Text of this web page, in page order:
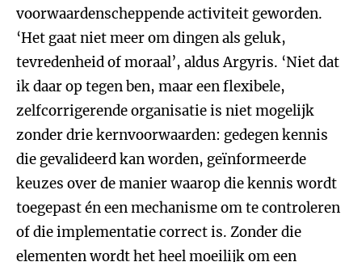
voorwaardenscheppende activiteit geworden.
‘Het gaat niet meer om dingen als geluk,
tevredenheid of moraal’, aldus Argyris. ‘Niet dat
ik daar op tegen ben, maar een flexibele,
zelfcorrigerende organisatie is niet mogelijk
zonder drie kernvoorwaarden: gedegen kennis
die gevalideerd kan worden, geïnformeerde
keuzes over de manier waarop die kennis wordt
toegepast én een mechanisme om te controleren
of die implementatie correct is. Zonder die
elementen wordt het heel moeilijk om een